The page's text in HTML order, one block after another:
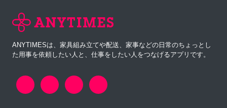
ANYTIMESは、家具組み立てや配送、家事などの日常のちょっとし
た用事を依頼したい人と、仕事をしたい人をつなげるアプリです。